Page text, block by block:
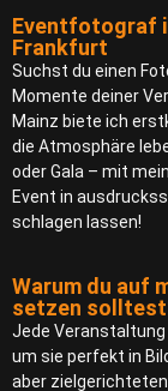
Eventfotograf
Frankfurt
Suchst du einen
Momente deiner
Mainz biete ich
die Atmosphäre
oder Gala – mit
Event in
schlagen lassen!
Warum du auf
setzen
Jede Veranstaltung
um sie perfekt in
aber